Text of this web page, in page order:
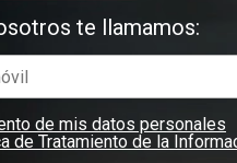
(CX)
te llamamos:
de mis datos personales
de Tratamiento de la